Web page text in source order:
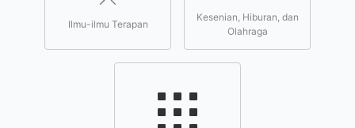
Ilmu-ilmu Terapan
Kesenian, Hiburan, dan
Olahraga